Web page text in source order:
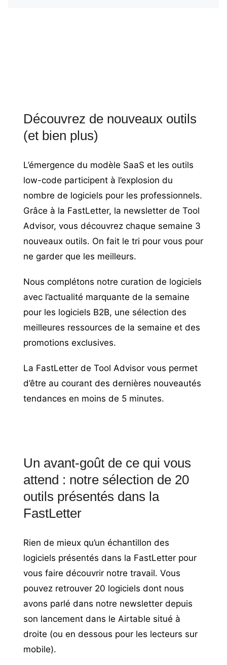
Découvrez de nouveaux outils
(et bien plus)
L’émergence du modèle SaaS et les outils
low-code participent à l’explosion du
nombre de logiciels pour les professionnels.
Grâce à la FastLetter, la newsletter de Tool
Advisor, vous découvrez chaque semaine 3
nouveaux outils. On fait le tri pour vous pour
ne garder que les meilleurs.
Nous complétons notre curation de logiciels
avec l’actualité marquante de la semaine
pour les logiciels B2B, une sélection des
meilleures ressources de la semaine et des
promotions exclusives.
La FastLetter de Tool Advisor vous permet
d’être au courant des dernières nouveautés
tendances en moins de 5 minutes.
Un avant-goût de ce qui vous
attend : notre sélection de 20
outils présentés dans la
FastLetter
Rien de mieux qu’un échantillon des
logiciels présentés dans la FastLetter pour
vous faire découvrir notre travail. Vous
pouvez retrouver 20 logiciels dont nous
avons parlé dans notre newsletter depuis
son lancement dans le Airtable situé à
droite (ou en dessous pour les lecteurs sur
mobile).